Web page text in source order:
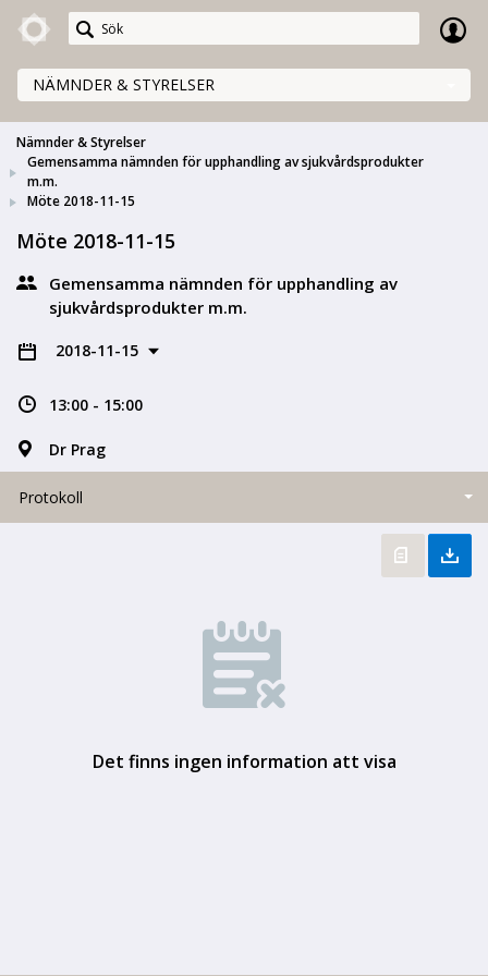
Meetings+
NÄMNDER & STYRELSER
Nämnder & Styrelser
Gemensamma nämnden för upphandling av sjukvårdsprodukter
m.m.
Möte 2018-11-15
Möte 2018-11-15
Gemensamma nämnden för upphandling av
sjukvårdsprodukter m.m.
2018-11-15
13:00 - 15:00
Dr Prag
Protokoll
Det finns ingen information att visa